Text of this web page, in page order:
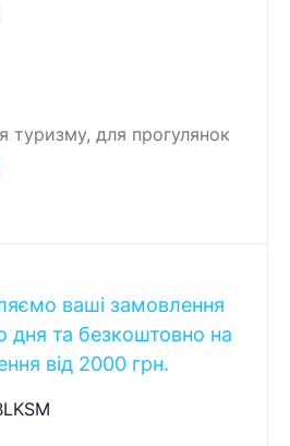
туризму, для прогулянок
ваші замовлення
дня та безкоштовно на
від 2000 грн.